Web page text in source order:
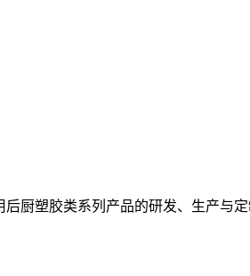
厨塑胶类系列产品的研发、生产与